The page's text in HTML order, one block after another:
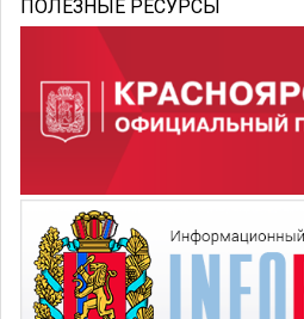
ПОЛЕЗНЫЕ РЕСУРСЫ